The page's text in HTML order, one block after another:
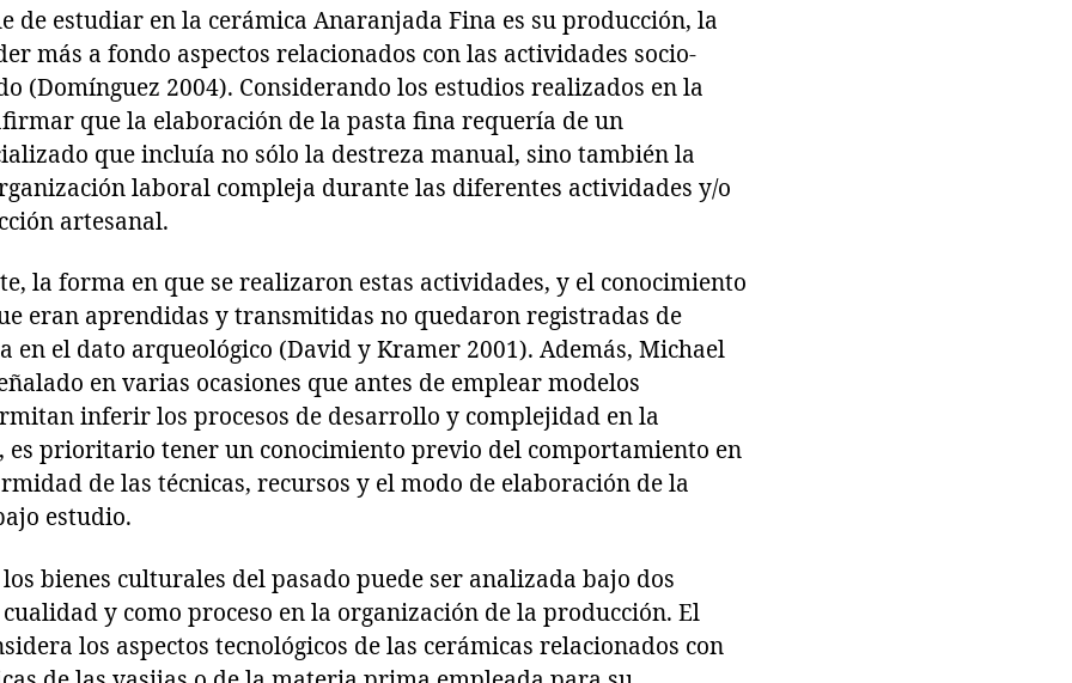
de estudiar en la cerámica Anaranjada Fina es su producción, la
más a fondo aspectos relacionados con las actividades socio-
(Domínguez 2004). Considerando los estudios realizados en la
que la elaboración de la pasta fina requería de un
que incluía no sólo la destreza manual, sino también la
laboral compleja durante las diferentes actividades y/o
artesanal.
la forma en que se realizaron estas actividades, y el conocimiento
eran aprendidas y transmitidas no quedaron registradas de
en el dato arqueológico (David y Kramer 2001). Además, Michael
en varias ocasiones que antes de emplear modelos
inferir los procesos de desarrollo y complejidad en la
es prioritario tener un conocimiento previo del comportamiento en
de las técnicas, recursos y el modo de elaboración de la
estudio.
bienes culturales del pasado puede ser analizada bajo dos
y como proceso en la organización de la producción. El
los aspectos tecnológicos de las cerámicas relacionados con